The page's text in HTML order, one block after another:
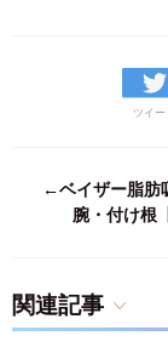
ツイー
←ベイザー脂肪
腕・付け根
関連記事